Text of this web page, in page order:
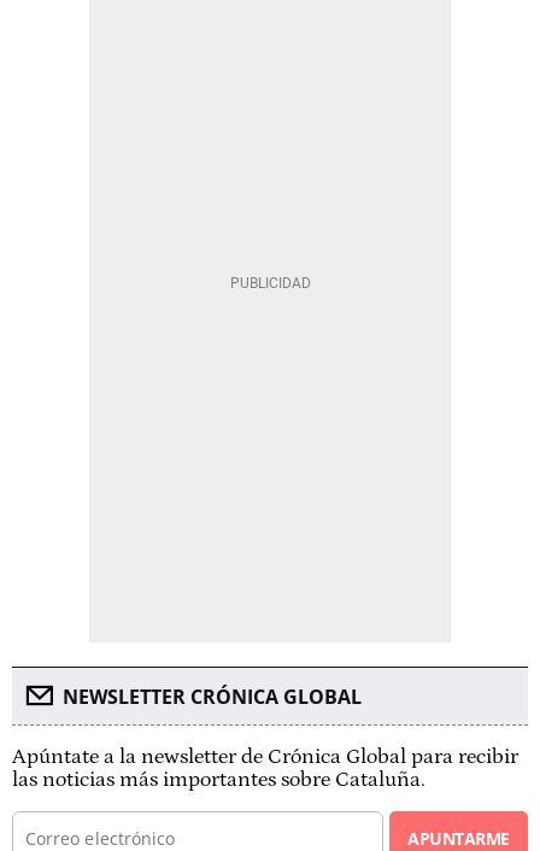
NEWSLETTER CRÓNICA GLOBAL
Apúntate a la newsletter de Crónica Global para recibir
las noticias más importantes sobre Cataluña.
APUNTARME